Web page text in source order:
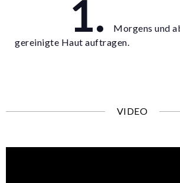
Morgens und
gereinigte Haut auftragen.
VIDEO